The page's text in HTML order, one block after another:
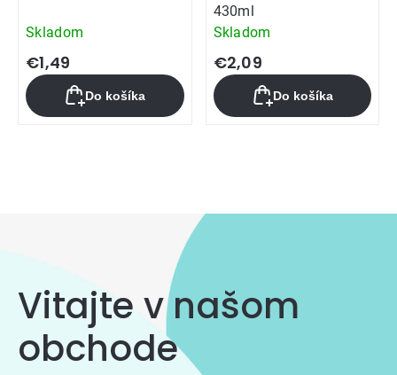
Skladom
€1,49
Do košíka
430ml
Skladom
€2,09
Do košíka
prvky
výpisu
Vitajte v našom
obchode